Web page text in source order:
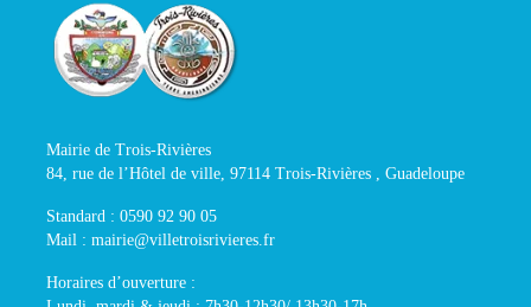
Mairie de Trois-Rivières
84, rue de l’Hôtel de ville, 97114 Trois-Rivières , Guadeloupe
Standard : 0590 92 90 05
Mail : mairie@villetroisrivieres.fr
Horaires d’ouverture :